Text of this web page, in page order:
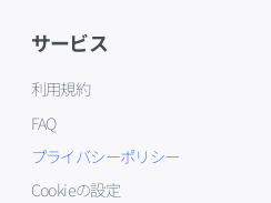
サービス
利用規約
FAQ
プライバシーポリシー
Cookieの設定